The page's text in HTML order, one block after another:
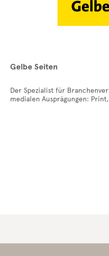
Gelbe Seiten
Der Spezialist für
medialen Ausprägungen: